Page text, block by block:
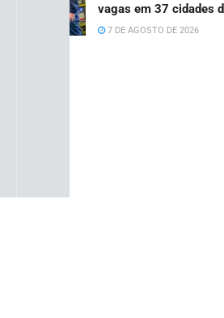
vagas em 37 cidades
7 DE AGOSTO DE 2026